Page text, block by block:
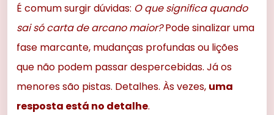
É comum surgir dúvidas: O que significa quando
sai só carta de arcano maior?Pode sinalizar uma
fase marcante, mudanças profundas ou lições
que não podem passar despercebidas. Já os
menores são pistas. Detalhes. Às vezes, uma
resposta está no detalhe.